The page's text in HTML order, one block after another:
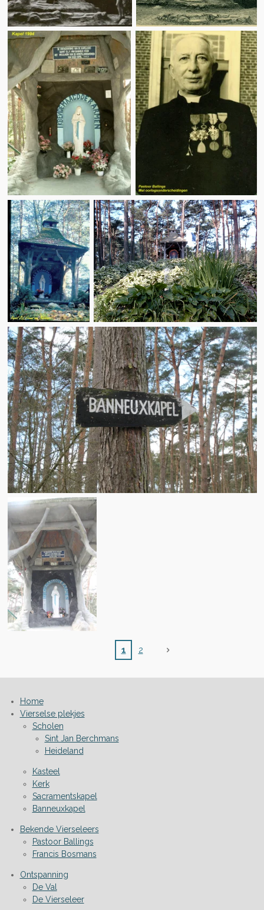
1 2
Home
Vierselse plekjes
Scholen
Sint Jan Berchmans
Heideland
Kasteel
Kerk
Sacramentskapel
Banneuxkapel
Bekende Vierseleers
Pastoor Ballings
Francis Bosmans
Ontspanning
De Val
De Vierseleer